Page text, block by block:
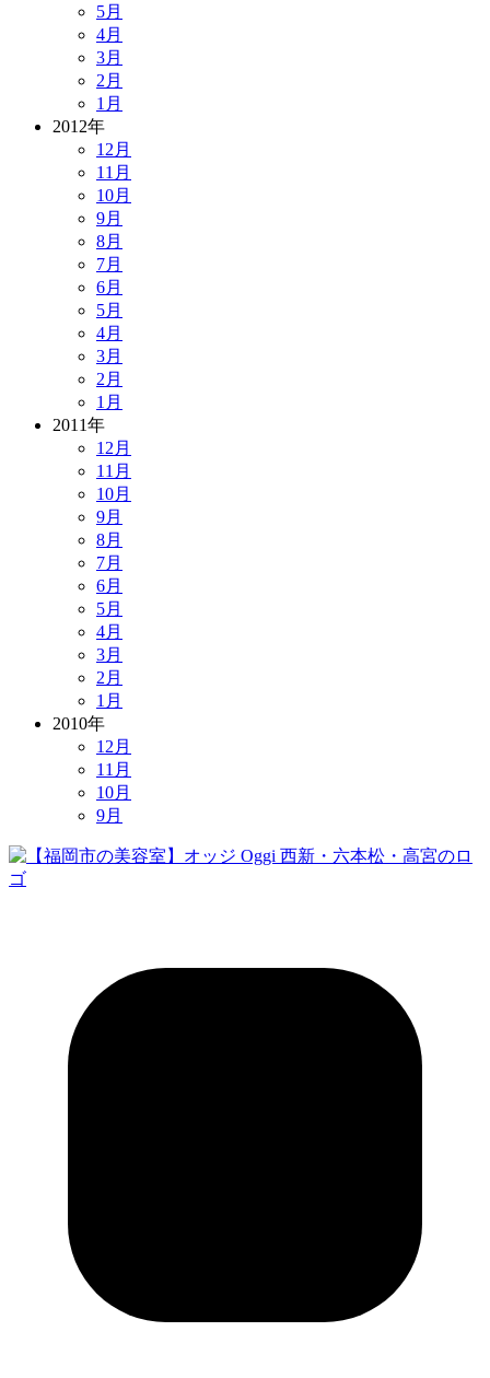
5月
4月
3月
2月
1月
2012年
12月
11月
10月
9月
8月
7月
6月
5月
4月
3月
2月
1月
2011年
12月
11月
10月
9月
8月
7月
6月
5月
4月
3月
2月
1月
2010年
12月
11月
10月
9月